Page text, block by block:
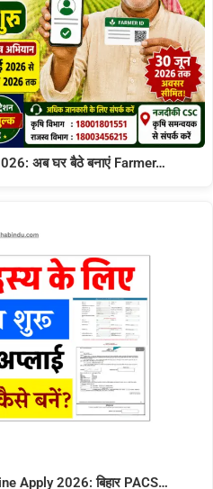
अब घर बैठे बनाएं Farmer…
Apply 2026: बिहार PACS…